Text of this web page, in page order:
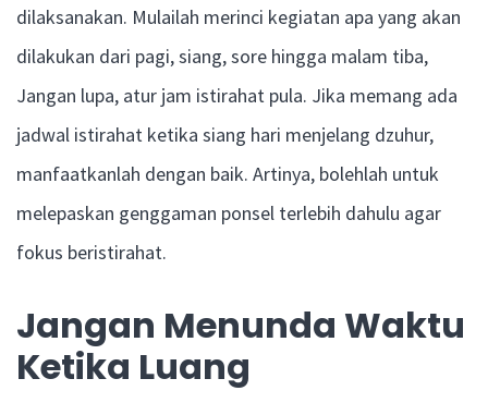
dilaksanakan. Mulailah merinci kegiatan apa yang akan
dilakukan dari pagi, siang, sore hingga malam tiba,
Jangan lupa, atur jam istirahat pula. Jika memang ada
jadwal istirahat ketika siang hari menjelang dzuhur,
manfaatkanlah dengan baik. Artinya, bolehlah untuk
melepaskan genggaman ponsel terlebih dahulu agar
fokus beristirahat.
Jangan Menunda Waktu
Ketika Luang